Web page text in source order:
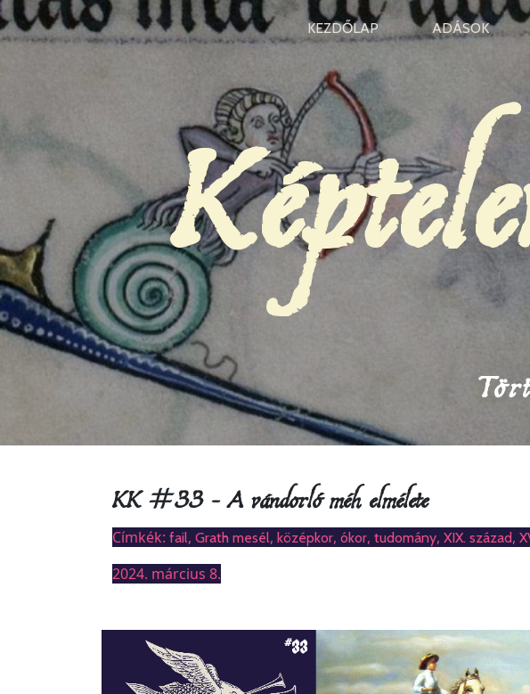
KEZDŐLAP ADÁSOK
KK #33 – A vándorló méh elmélete
Címkék: fail, Grath mesél, középkor, ókor, tudomány, XIX. század,
2024. március 8.